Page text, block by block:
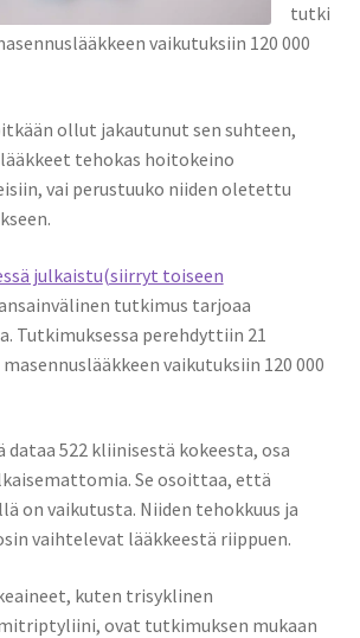
tutki
vaikutuksiin 120 000
ollut jakautunut sen suhteen,
tehokas hoitokeino
vai perustuuko niiden oletettu
julkaistu(siirryt toiseen
tutkimus tarjoaa
Tutkimuksessa perehdyttiin 21
vaikutuksiin 120 000
dataa 522 kliinisestä kokeesta, osa
Se osoittaa, että
on vaikutusta. Niiden tehokkuus ja
vaihtelevat lääkkeestä riippuen.
kuten trisyklinen
ovat tutkimuksen mukaan